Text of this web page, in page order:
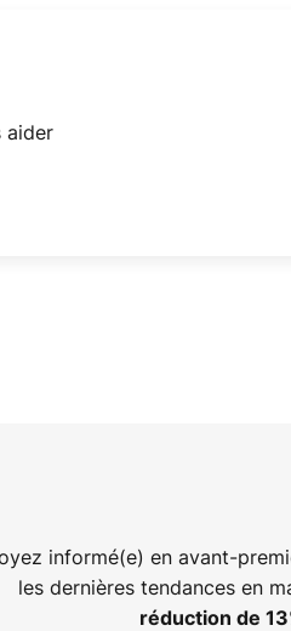
aider
informé(e) en avant-
les dernières tendances en
réduction de